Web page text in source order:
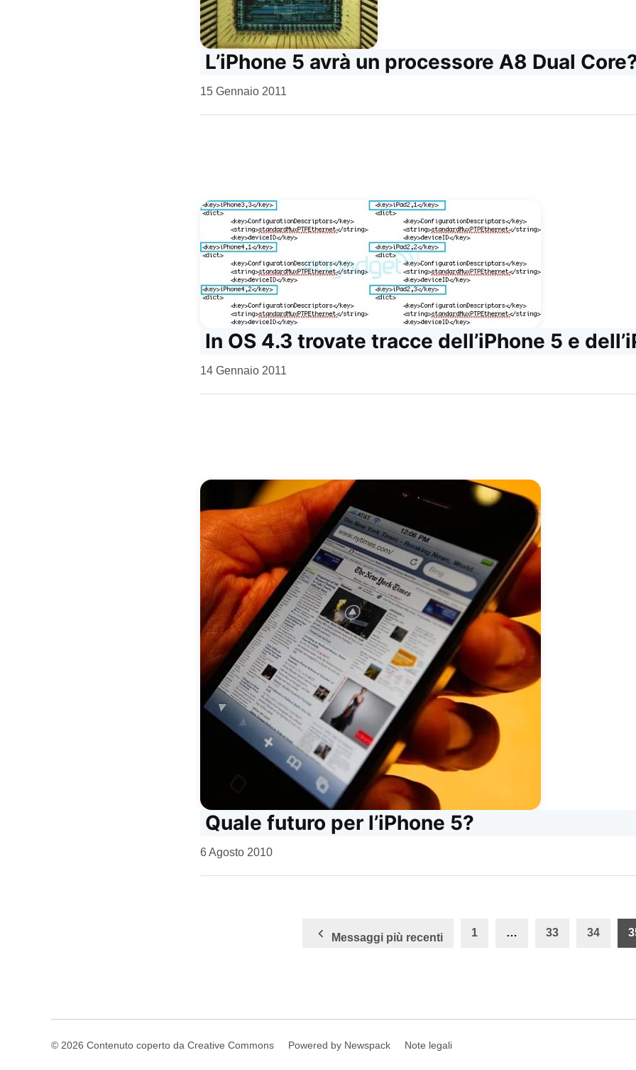
L’iPhone 5 avrà un processore A8 Dual
da
15 Gennaio 2011
In OS 4.3 trovate tracce dell’iPhone 5 e
da
14 Gennaio 2011
Quale futuro per l’iPhone 5?
da
6 Agosto 2010
PaginazioneMessaggi più recenti 1 … 33 34
© 2026 Contenuto coperto da Creative Commons Powered by Newspack Note legali